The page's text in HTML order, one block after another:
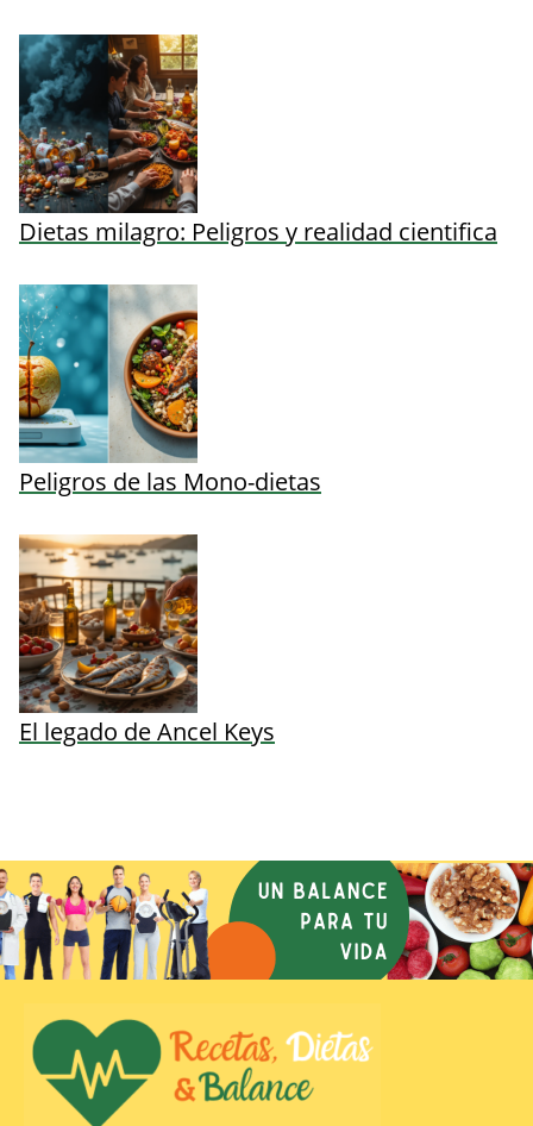
Dietas milagro: Peligros y realidad cientifica
Peligros de las Mono-dietas
El legado de Ancel Keys